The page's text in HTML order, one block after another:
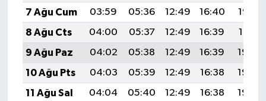
7 Ağu Cum
03:59 05:36 12:49 16:40
19:52
8 Ağu Cts
04:00 05:37 12:49 16:39
19:51
9 Ağu Paz
04:02 05:38 12:49 16:39
19:50
10 Ağu Pts
04:03 05:39 12:49 16:38
19:49
11 Ağu Sal
04:04 05:40 12:49 16:38
19:48